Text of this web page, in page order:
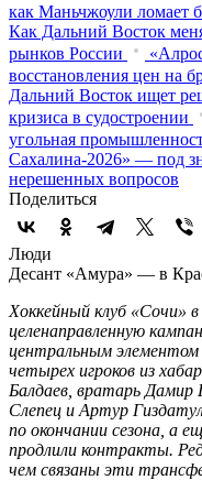
как Маньчжоули ломает
Как Дальний Восток
рынков России
восстановления цен на
Дальний Восток ищет
кризиса в судостроении
угольная
Сахалина-2026» — под
нерешенных вопросов
Поделиться
Люди
Десант «Амура» — в
Хоккейный клуб «Сочи»
целенаправленную
центральным элементом
четырех игроков из
Балдаев, вратарь
Слепец и Артур
по окончании сезона, а
продлили контракты.
чем связаны эти